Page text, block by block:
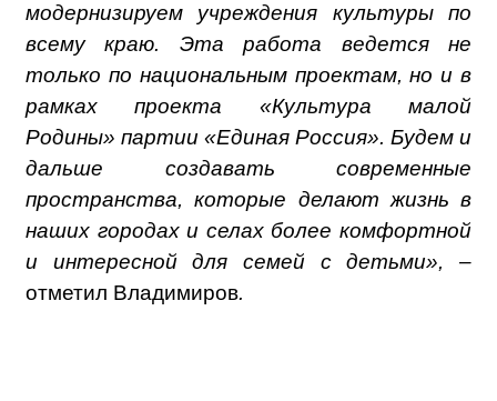
модернизируем учреждения культуры по
всему краю. Эта работа ведется не
только по национальным проектам, но и в
рамках проекта «Культура малой
Родины» партии «Единая Россия». Будем и
дальше создавать современные
пространства, которые делают жизнь в
наших городах и селах более комфортной
и интересной для семей с детьми», –
отметил Владимиров.